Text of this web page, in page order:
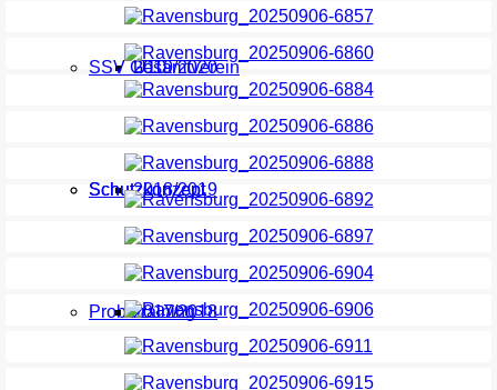
U10
Schutzkonzept
Probetraining
2019/2020
2018/2019
2017/2018
SSV Gesamtverein
Schutzkonzept